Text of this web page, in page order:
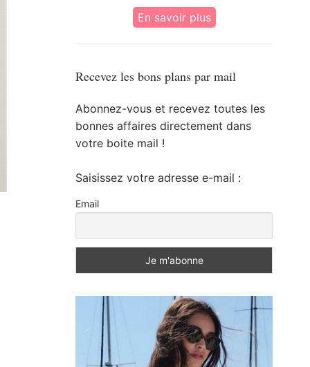
En savoir plus
Recevez les bons plans par mail
Abonnez-vous et recevez toutes les
bonnes affaires directement dans
votre boite mail !
Saisissez votre adresse e-mail :
Email